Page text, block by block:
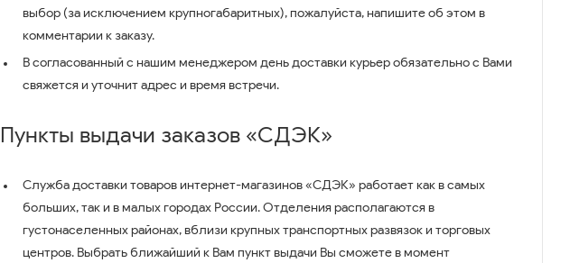
выбор (за исключением крупногабаритных), пожалуйста, напишите об этом в
комментарии к заказу.
В согласованный с нашим менеджером день доставки курьер обязательно с Вами
свяжется и уточнит адрес и время встречи.
Пункты выдачи заказов «СДЭК»
Служба доставки товаров интернет-магазинов «СДЭК» работает как в самых
больших, так и в малых городах России. Отделения располагаются в
густонаселенных районах, вблизи крупных транспортных развязок и торговых
центров. Выбрать ближайший к Вам пункт выдачи Вы сможете в момент